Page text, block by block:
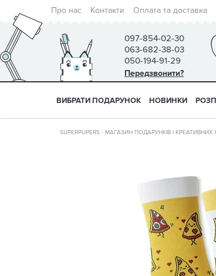
Про нас Контакти Оплата та доставка
097-854-02-30
063-682-38-03
050-194-91-29
Передзвонити?
ВИБРАТИ ПОДАРУНОК НОВИНКИ
SUPERPUPERS - МАГАЗИН ПОДАРУНКІВ І КРЕАТИВНИХ